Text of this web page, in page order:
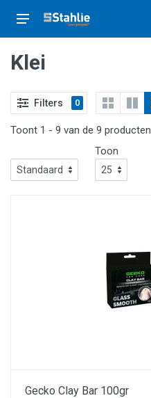
Klei
Filters 0
Toont 1 - 9 van de 9 producten
Toon
Gecko Clay Bar 100gr